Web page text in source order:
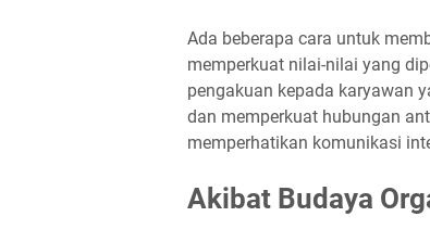
Ada beberapa cara untuk
memperkuat nilai-nilai yang
pengakuan kepada karyawan
dan memperkuat hubungan
memperhatikan komunikasi
Akibat Budaya